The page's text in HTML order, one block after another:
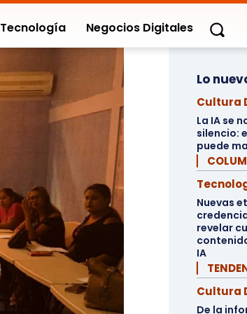
Tecnología Negocios Digitales
Lo
Cultura
La IA se
silencio:
puede
▏
Nuevas
revelar
IA
▏
Cultura
De la